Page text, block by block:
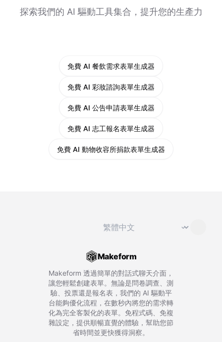
探索我們的 AI 驅動工具集合，提升您的生產力
免費 AI 餐飲需求表單生成器
免費 AI 彩妝諮詢表單生成器
免費 AI 公告申請表單生成器
免費 AI 志工報名表單生成器
免費 AI 動物收容所捐款表單生成器
切換語言 ⌄
Makeform
Makeform 透過簡單的對話式聊天介面，
讓您輕鬆創建表單。無論是問卷調查、測
驗、投票還是報名表，我們的 AI 驅動平
台能夠優化流程，在數秒內將您的需求轉
化為完全客製化的表單。免程式碼、免複
雜設定，提供順暢直覺的體驗，幫助您節
省時間並更快獲得洞察。